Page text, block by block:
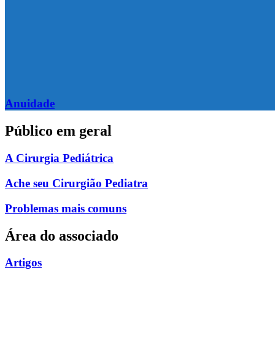
Anuidade
Público em geral
A Cirurgia Pediátrica
Ache seu Cirurgião Pediatra
Problemas mais comuns
Área do associado
Artigos